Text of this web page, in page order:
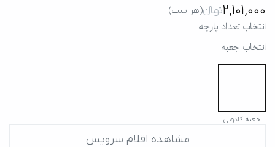
2,101,000تومانءءء(هر ست)
انتخاب تعداد پارچه
انتخاب جعبه
جعبه کادویی
مشاهده اقلام سرویس